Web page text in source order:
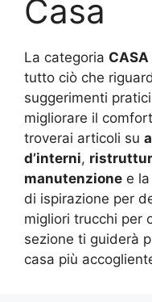
Casa
La categoria CASA
tutto ciò che
suggerimenti
migliorare il
troverai articoli su
d’interni,
manutenzione e la
di ispirazione per
migliori trucchi per
sezione ti guiderà
casa più